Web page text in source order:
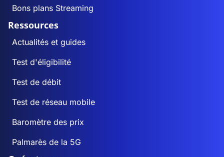
Bons plans Streaming
Ressources
Actualités et guides
Test d'éligibilité
Test de débit
Test de réseau mobile
Baromètre des prix
Palmarès de la 5G